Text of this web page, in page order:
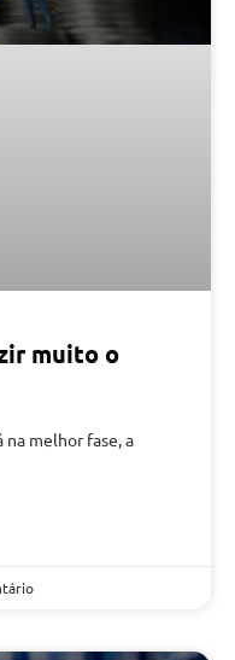
muito o
na melhor fase, a